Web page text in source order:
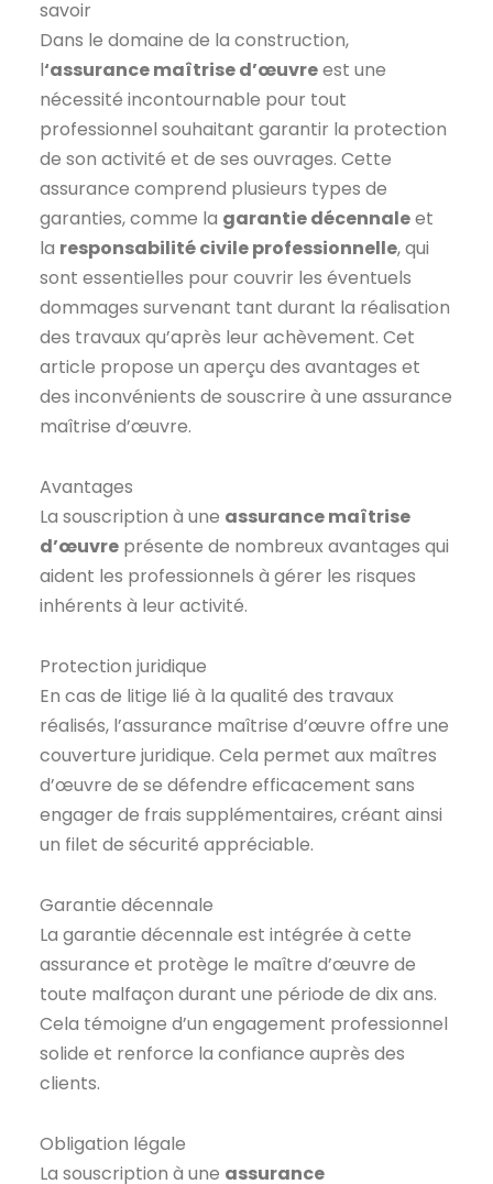
savoir
Dans le domaine de la construction,
l‘assurance maîtrise d’œuvreest une
nécessité incontournable pour tout
professionnel souhaitant garantir la protection
de son activité et de ses ouvrages. Cette
assurance comprend plusieurs types de
garanties, comme la garantie décennaleet
la responsabilité civile professionnelle, qui
sont essentielles pour couvrir les éventuels
dommages survenant tant durant la réalisation
des travaux qu’après leur achèvement. Cet
article propose un aperçu des avantages et
des inconvénients de souscrire à une assurance
maîtrise d’œuvre.
Avantages
La souscription à une assurance maîtrise
d’œuvre présente de nombreux avantages qui
aident les professionnels à gérer les risques
inhérents à leur activité.
Protection juridique
En cas de litige lié à la qualité des travaux
réalisés, l’assurance maîtrise d’œuvre offre une
couverture juridique. Cela permet aux maîtres
d’œuvre de se défendre efficacement sans
engager de frais supplémentaires, créant ainsi
un filet de sécurité appréciable.
Garantie décennale
La garantie décennale est intégrée à cette
assurance et protège le maître d’œuvre de
toute malfaçon durant une période de dix ans.
Cela témoigne d’un engagement professionnel
solide et renforce la confiance auprès des
clients.
Obligation légale
La souscription à une assurance